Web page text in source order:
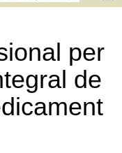
per
de